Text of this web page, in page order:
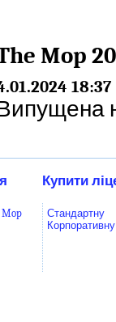
Mop
18:37
Mop
Купити
Стандартну
Корпоративну